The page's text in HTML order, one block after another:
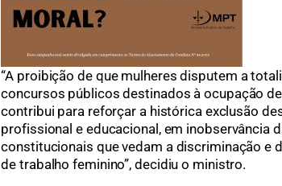
“A proibição de que mulheres disputem a
concursos públicos destinados à ocupação
contribui para reforçar a histórica exclusão
profissional e educacional, em inobservância
constitucionais que vedam a discriminação e
de trabalho feminino”, decidiu o ministro.